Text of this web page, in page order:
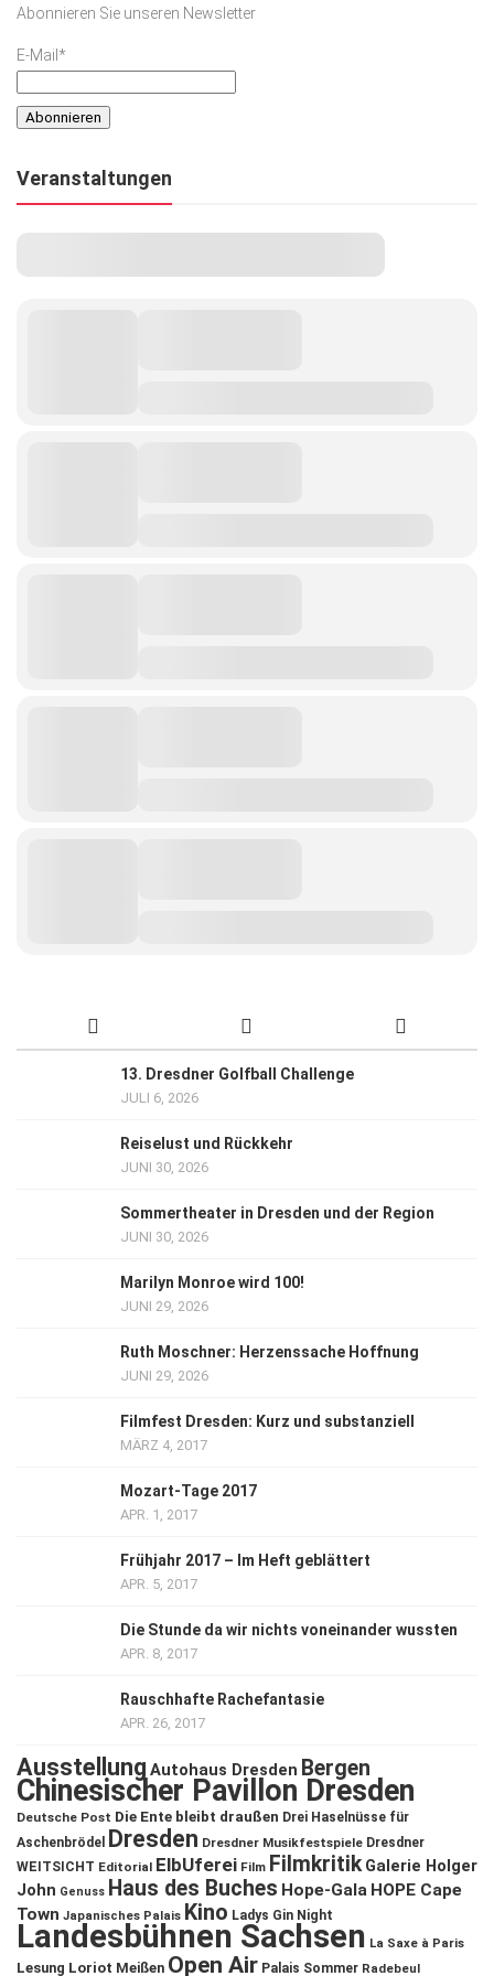
Lifestyle
Ausflug & Reise
SACHSEN IN PARIS
Abonnieren Sie unseren Newsletter
E-Mail*
Veranstaltungen
13. Dresdner Golfball Challenge
JULI 6, 2026
Reiselust und Rückkehr
JUNI 30, 2026
Sommertheater in Dresden und der Region
JUNI 30, 2026
Marilyn Monroe wird 100!
JUNI 29, 2026
Ruth Moschner: Herzenssache Hoffnung
JUNI 29, 2026
Filmfest Dresden: Kurz und substanziell
MÄRZ 4, 2017
Mozart-Tage 2017
APR. 1, 2017
Frühjahr 2017 – Im Heft geblättert
APR. 5, 2017
Die Stunde da wir nichts voneinander wussten
APR. 8, 2017
Rauschhafte Rachefantasie
APR. 26, 2017
Ausstellung Autohaus Dresden Bergen
Chinesischer Pavillon Dresden
Deutsche Post Die Ente bleibt draußen Drei Haselnüsse für
Aschenbrödel
Dresden Dresdner Musikfestspiele Dresdner
WEITSICHT Editorial ElbUferei Film Filmkritik Galerie Holger
John Genuss Haus des Buches Hope-Gala HOPE Cape
Town Japanisches Palais Kino Ladys Gin Night
Landesbühnen Sachsen La Saxe à Paris
Lesung Loriot Meißen Open Air Palais Sommer Radebeul